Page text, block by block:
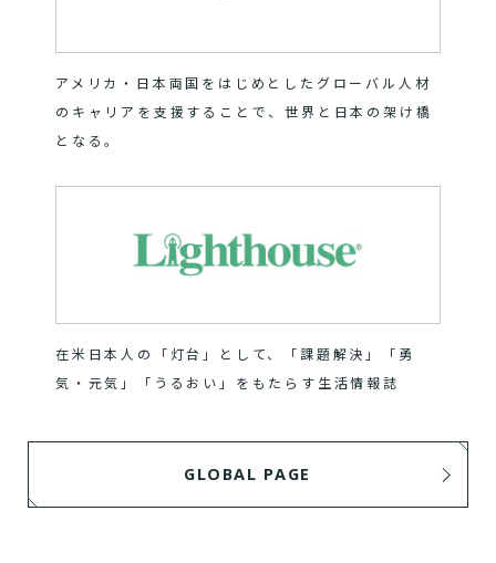
アメリカ・日本両国をはじめとしたグローバル人材
のキャリアを支援することで、世界と日本の架け橋
となる。
在米日本人の「灯台」として、「課題解決」「勇
気・元気」「うるおい」をもたらす生活情報誌
GLOBAL PAGE